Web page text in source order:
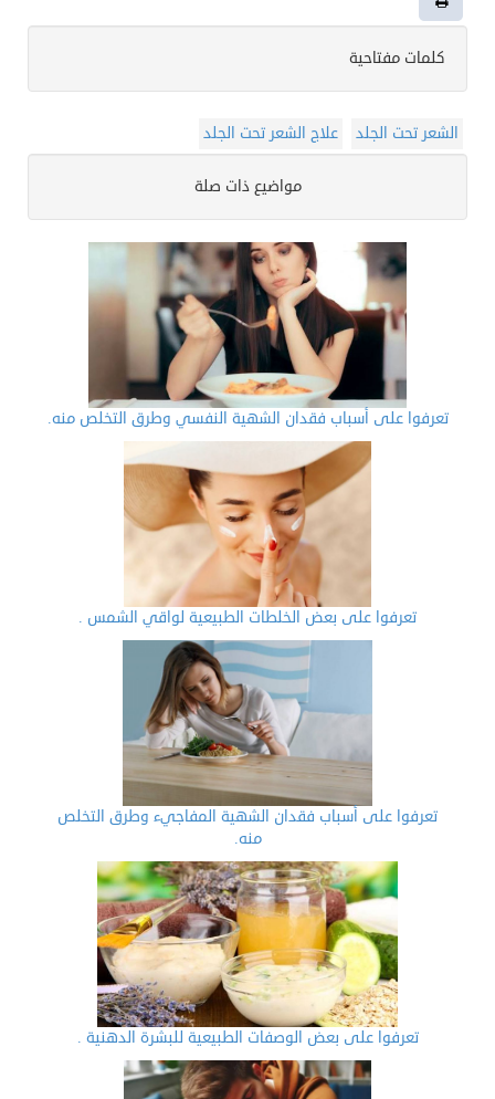
كلمات مفتاحية
الشعر تحت الجلد علاج الشعر تحت الجلد
مواضيع ذات صلة
تعرفوا على أسباب فقدان الشهية النفسي وطرق التخلص منه.
تعرفوا على بعض الخلطات الطبيعية لواقي الشمس .
تعرفوا على أسباب فقدان الشهية المفاجيء وطرق التخلص
منه.
تعرفوا على بعض الوصفات الطبيعية للبشرة الدهنية .